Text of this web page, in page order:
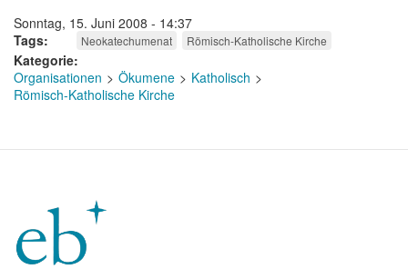
Sonntag, 15. Juni 2008 - 14:37
Tags
Neokatechumenat Römisch-Katholische Kirche
Kategorie
Organisationen
Ökumene
Katholisch
Römisch-Katholische Kirche